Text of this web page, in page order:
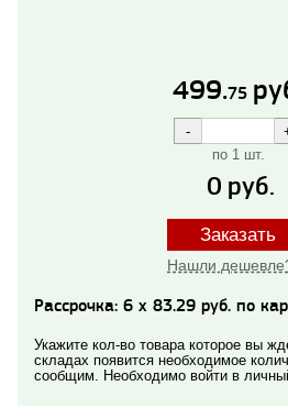
499.75
по 1 шт.
0 руб.
Заказать
Нашли
Рассрочка: 6 x 83.29 руб. по
Укажите кол-во товара которое вы
складах появится необходимое
сообщим. Необходимо войти в